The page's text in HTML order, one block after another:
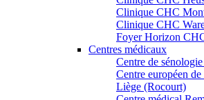
Clinique CHC
Clinique CHC
Foyer Horizon
Centres médicaux
Centre de
Centre européen
Liège (Rocourt)